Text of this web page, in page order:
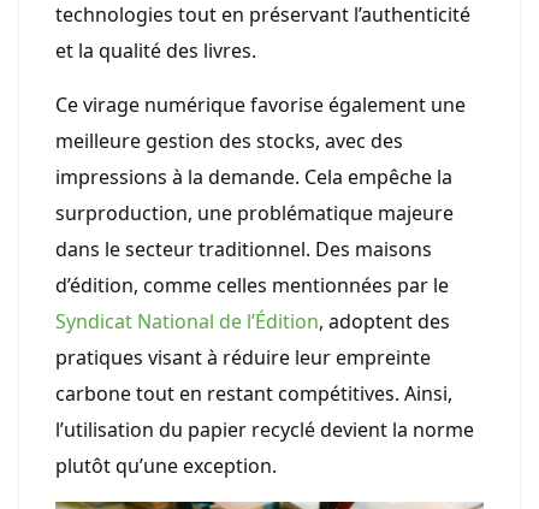
technologies tout en préservant l’authenticité
et la qualité des livres.
Ce virage numérique favorise également une
meilleure gestion des stocks, avec des
impressions à la demande. Cela empêche la
surproduction, une problématique majeure
dans le secteur traditionnel. Des maisons
d’édition, comme celles mentionnées par le
Syndicat National de l’Édition, adoptent des
pratiques visant à réduire leur empreinte
carbone tout en restant compétitives. Ainsi,
l’utilisation du papier recyclé devient la norme
plutôt qu’une exception.